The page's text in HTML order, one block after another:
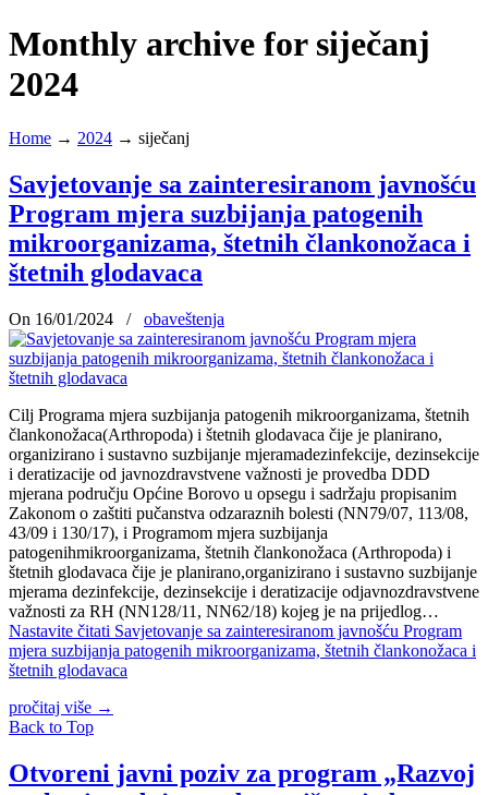
Monthly archive for siječanj
2024
Home → 2024 → siječanj
Savjetovanje sa zainteresiranom javnošću
Program mjera suzbijanja patogenih
mikroorganizama, štetnih člankonožaca i
štetnih glodavaca
On 16/01/2024 / obaveštenja
Cilj Programa mjera suzbijanja patogenih mikroorganizama, štetnih
člankonožaca(Arthropoda) i štetnih glodavaca čije je planirano,
organizirano i sustavno suzbijanje mjeramadezinfekcije, dezinsekcije
i deratizacije od javnozdravstvene važnosti je provedba DDD
mjerana području Općine Borovo u opsegu i sadržaju propisanim
Zakonom o zaštiti pučanstva odzaraznih bolesti (NN79/07, 113/08,
43/09 i 130/17), i Programom mjera suzbijanja
patogenihmikroorganizama, štetnih člankonožaca (Arthropoda) i
štetnih glodavaca čije je planirano,organizirano i sustavno suzbijanje
mjerama dezinfekcije, dezinsekcije i deratizacije odjavnozdravstvene
važnosti za RH (NN128/11, NN62/18) kojeg je na prijedlog…
Nastavite čitati Savjetovanje sa zainteresiranom javnošću Program
mjera suzbijanja patogenih mikroorganizama, štetnih člankonožaca i
štetnih glodavaca
pročitaj više →
Back to Top
Otvoreni javni poziv za program „Razvoj